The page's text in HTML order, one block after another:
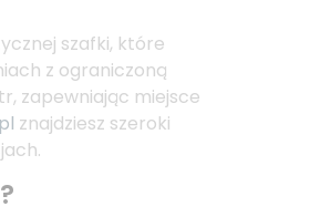
szafki, które
z ograniczoną
zapewniając miejsce
znajdziesz szeroki